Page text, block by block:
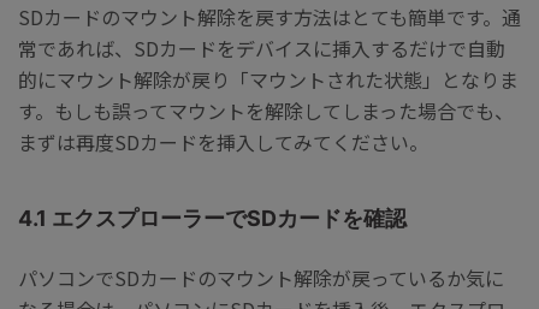
SDカードのマウント解除を戻す方法はとても簡単です。通
常であれば、SDカードをデバイスに挿入するだけで自動
的にマウント解除が戻り「マウントされた状態」となりま
す。もしも誤ってマウントを解除してしまった場合でも、
まずは再度SDカードを挿入してみてください。
4.1 エクスプローラーでSDカードを確認
パソコンでSDカードのマウント解除が戻っているか気に